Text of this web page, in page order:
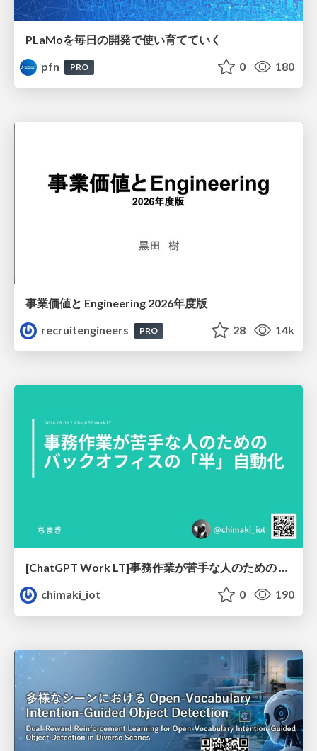
PLaMoを毎日の開発で使い育てていく
pfn
PRO 0 180
事業価値と Engineering 2026年度版
recruitengineers
PRO 28 14k
chimaki_iot
0 190